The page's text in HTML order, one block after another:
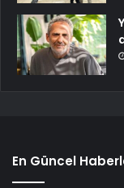
En Güncel